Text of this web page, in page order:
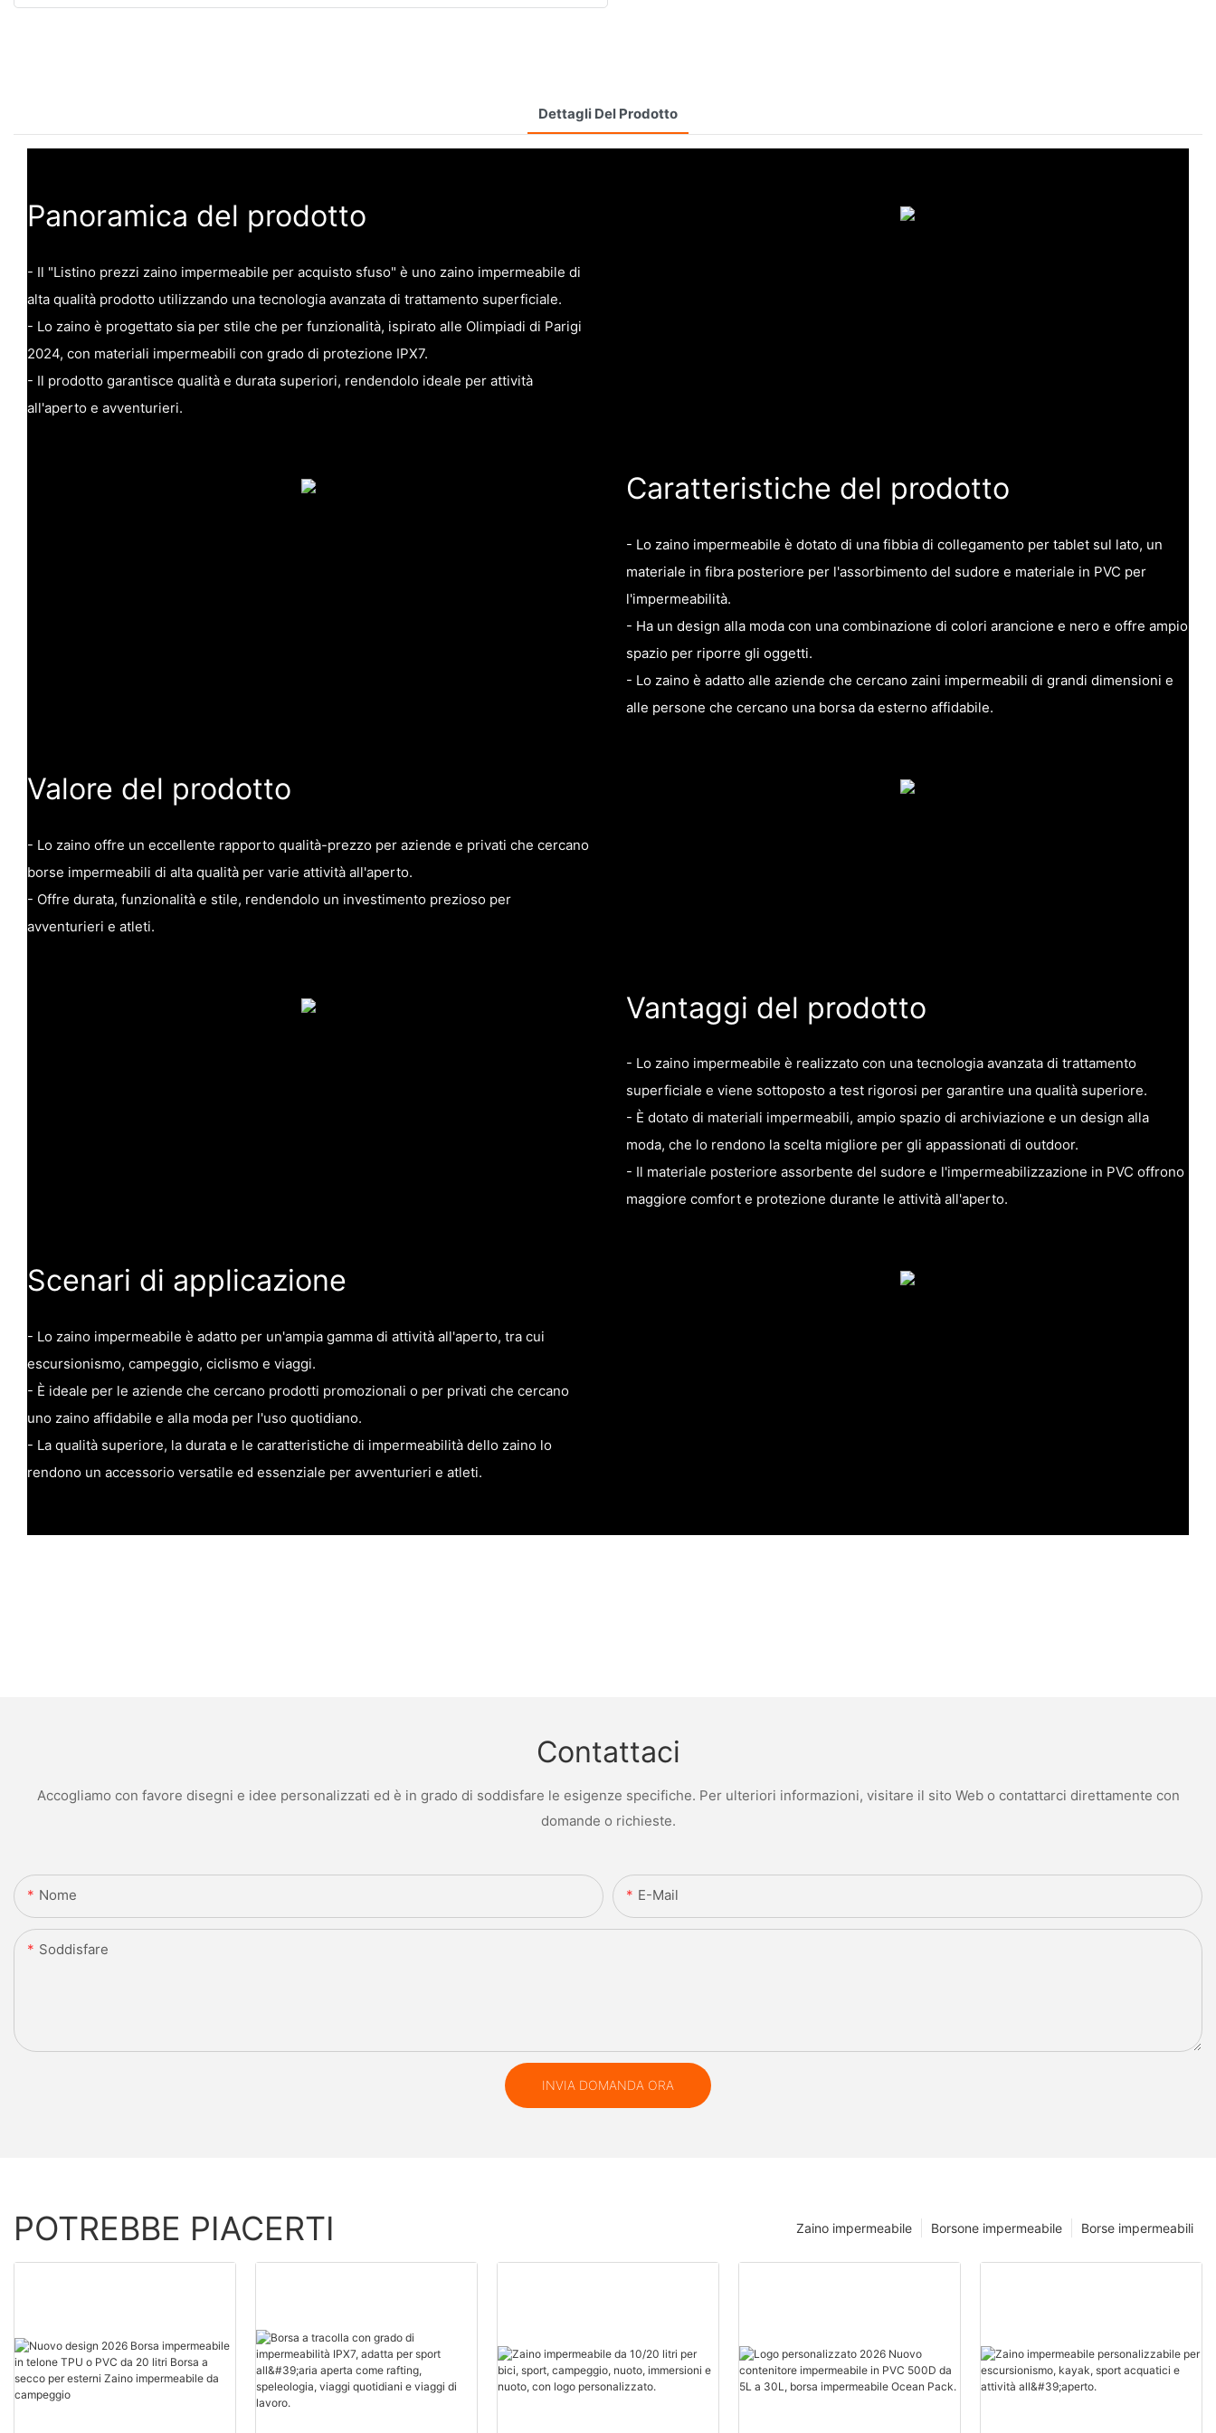
Dettagli Del Prodotto
Panoramica del prodotto
- Il "Listino prezzi zaino impermeabile per acquisto sfuso" è uno zaino impermeabile di
alta qualità prodotto utilizzando una tecnologia avanzata di trattamento superficiale.
- Lo zaino è progettato sia per stile che per funzionalità, ispirato alle Olimpiadi di Parigi
2024, con materiali impermeabili con grado di protezione IPX7.
- Il prodotto garantisce qualità e durata superiori, rendendolo ideale per attività
all'aperto e avventurieri.
Caratteristiche del prodotto
- Lo zaino impermeabile è dotato di una fibbia di collegamento per tablet sul lato, un
materiale in fibra posteriore per l'assorbimento del sudore e materiale in PVC per
l'impermeabilità.
- Ha un design alla moda con una combinazione di colori arancione e nero e offre ampio
spazio per riporre gli oggetti.
- Lo zaino è adatto alle aziende che cercano zaini impermeabili di grandi dimensioni e
alle persone che cercano una borsa da esterno affidabile.
Valore del prodotto
- Lo zaino offre un eccellente rapporto qualità-prezzo per aziende e privati ​​che cercano
borse impermeabili di alta qualità per varie attività all'aperto.
- Offre durata, funzionalità e stile, rendendolo un investimento prezioso per
avventurieri e atleti.
Vantaggi del prodotto
- Lo zaino impermeabile è realizzato con una tecnologia avanzata di trattamento
superficiale e viene sottoposto a test rigorosi per garantire una qualità superiore.
- È dotato di materiali impermeabili, ampio spazio di archiviazione e un design alla
moda, che lo rendono la scelta migliore per gli appassionati di outdoor.
- Il materiale posteriore assorbente del sudore e l'impermeabilizzazione in PVC offrono
maggiore comfort e protezione durante le attività all'aperto.
Scenari di applicazione
- Lo zaino impermeabile è adatto per un'ampia gamma di attività all'aperto, tra cui
escursionismo, campeggio, ciclismo e viaggi.
- È ideale per le aziende che cercano prodotti promozionali o per privati ​​che cercano
uno zaino affidabile e alla moda per l'uso quotidiano.
- La qualità superiore, la durata e le caratteristiche di impermeabilità dello zaino lo
rendono un accessorio versatile ed essenziale per avventurieri e atleti.
Contattaci
Accogliamo con favore disegni e idee personalizzati ed è in grado di soddisfare le esigenze specifiche. Per ulteriori informazioni, visitare il sito Web o contattarci direttamente con
domande o richieste.
Nome E-Mail
Soddisfare
INVIA DOMANDA ORA
POTREBBE PIACERTI Borse impermeabili
Borsone impermeabile
Zaino impermeabile